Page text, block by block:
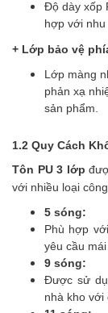
Độ dày xốp
hợp với nhu
+ Lớp bảo vệ
Lớp màng
phản xạ
sản phẩm.
1.2 Quy Cách
Tôn PU 3 lớp
với nhiều loại
5 sóng:
Phù hợp
yêu cầu
9 sóng:
Được sử
nhà kho với